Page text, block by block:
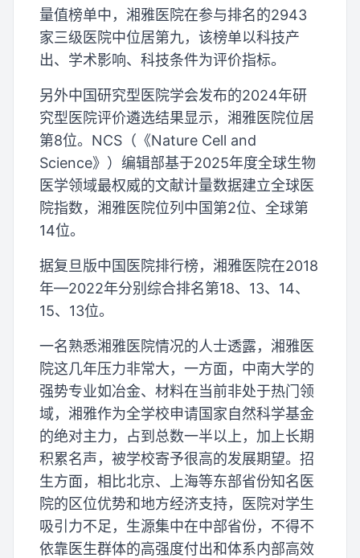
量值榜单中，湘雅医院在参与排名的2943
家三级医院中位居第九，该榜单以科技产
出、学术影响、科技条件为评价指标。
另外中国研究型医院学会发布的2024年研
究型医院评价遴选结果显示，湘雅医院位居
第8位。NCS（《Nature Cell and
Science》）编辑部基于2025年度全球生物
医学领域最权威的文献计量数据建立全球医
院指数，湘雅医院位列中国第2位、全球第
14位。
据复旦版中国医院排行榜，湘雅医院在2018
年—2022年分别综合排名第18、13、14、
15、13位。
一名熟悉湘雅医院情况的人士透露，湘雅医
院这几年压力非常大，一方面，中南大学的
强势专业如冶金、材料在当前非处于热门领
域，湘雅作为全学校申请国家自然科学基金
的绝对主力，占到总数一半以上，加上长期
积累名声，被学校寄予很高的发展期望。招
生方面，相比北京、上海等东部省份知名医
院的区位优势和地方经济支持，医院对学生
吸引力不足，生源集中在中部省份，不得不
依靠医生群体的高强度付出和体系内部高效